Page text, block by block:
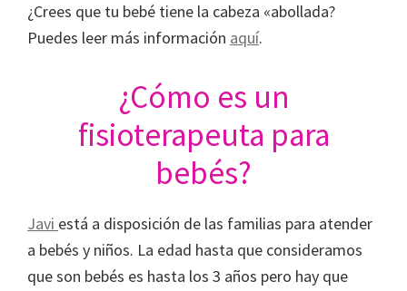
¿Crees que tu bebé tiene la cabeza «abollada?
Puedes leer más información aquí.
¿Cómo es un
fisioterapeuta para
bebés?
Javi está a disposición de las familias para atender
a bebés y niños. La edad hasta que consideramos
que son bebés es hasta los 3 años pero hay que